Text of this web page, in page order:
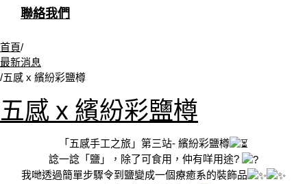
聯絡我們
首頁/
最新消息
/五感 x 繽紛彩鹽樽
五感 x 繽紛彩鹽樽
「五感手工之旅」第三站- 繽紛彩鹽樽
諗一諗「鹽」，除了可食用，仲有咩用途?
我哋透過簡單步驟令到鹽變成一個療癒系的裝飾品